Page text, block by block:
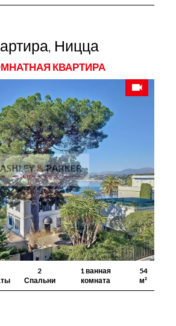
Ницца
КВАРТИРА
2
Спальни
1 ванная
комната
54
м²